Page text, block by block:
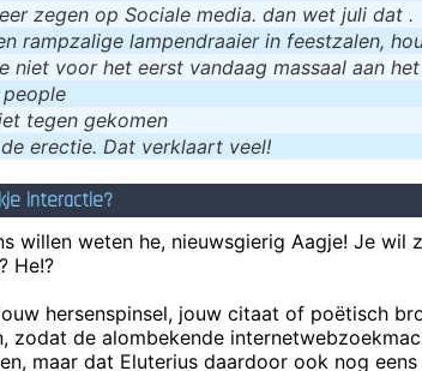
zegen op Sociale media. dan wet juli dat .
rampzalige lampendraaier in feestzalen,
niet voor het eerst vandaag massaal aan
tegen gekomen
erectie. Dat verklaart veel!
interactie?
willen weten he, nieuwsgierig Aagje! Je wil
He!?
hersenspinsel, jouw citaat of poëtisch
zodat de alombekende
maar dat Eluterius daardoor ook nog